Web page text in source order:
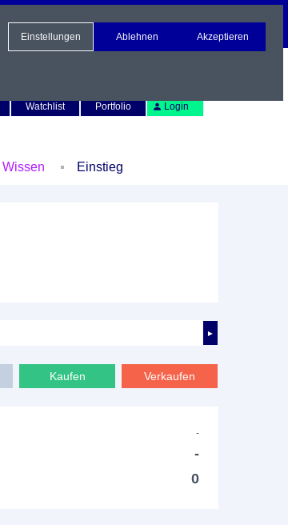
Watchlist Portfolio Login
Wissen Einstieg
►
Verkaufen
Kaufen
-
-
0
Einstellungen Ablehnen Akzeptieren